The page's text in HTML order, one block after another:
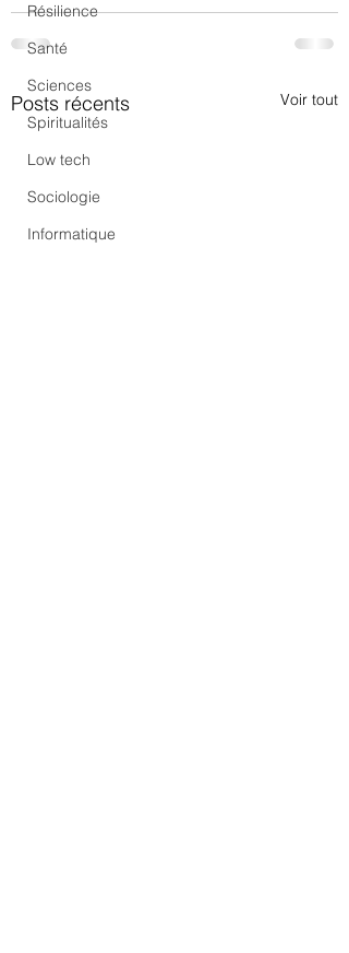
Résilience
Santé
Sciences
Spiritualités
Low tech
Sociologie
Informatique
Posts récents Voir tout